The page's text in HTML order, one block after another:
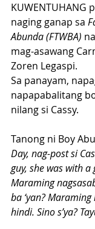
KUWENTUHANG
naging ganap sa
Abunda (FTWBA)
mag-asawang
Zoren Legaspi.
Sa panayam,
napapabalitang
nilang si Cassy.
Tanong ni Boy
Day, nag-post si
guy, she was with
Maraming
ba ‘yan?
hindi. Sino s’ya?